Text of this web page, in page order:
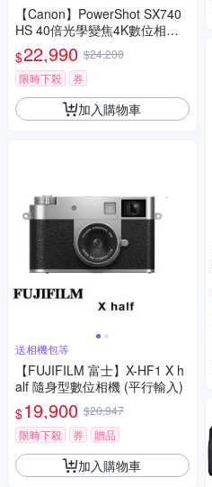
【Canon】PowerShot SX740
HS 40倍光學變焦4K數位相機
(中文平輸)
$22,990 $24,200
限時下殺
券
加入購物車
送相機包等
【FUJIFILM 富士】X-HF1 X h
alf 隨身型數位相機 (平行輸入)
$19,900 $20,947
限時下殺
券 贈品
加入購物車